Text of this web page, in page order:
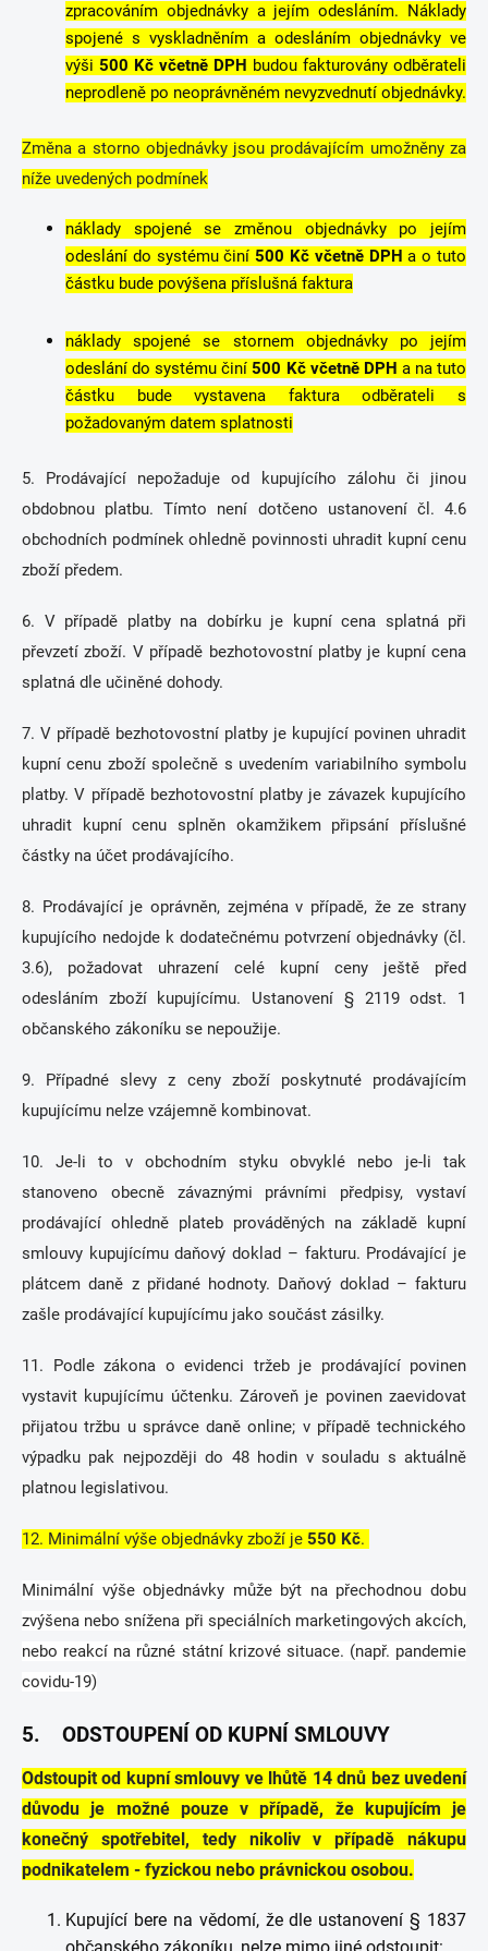
zpracováním objednávky a jejím odesláním. Náklady
spojené s vyskladněním a odesláním objednávky ve
výši 500 Kč včetně DPH budou fakturovány odběrateli
neprodleně po neoprávněném nevyzvednutí objednávky.
Změna a storno objednávky jsou prodávajícím umožněny za
níže uvedených podmínek
náklady spojené se změnou objednávky po jejím
odeslání do systému činí500 Kč včetně DPH a o tuto
částku bude povýšena příslušná faktura
náklady spojené se stornem objednávky po jejím
odeslání do systému činí500 Kč včetně DPH a na tuto
částku bude vystavena faktura odběrateli s
požadovaným datem splatnosti
5. Prodávající nepožaduje od kupujícího zálohu či jinou
obdobnou platbu. Tímto není dotčeno ustanovení čl. 4.6
obchodních podmínek ohledně povinnosti uhradit kupní cenu
zboží předem.
6. V případě platby na dobírku je kupní cena splatná při
převzetí zboží. V případě bezhotovostní platby je kupní cena
splatná dle učiněné dohody.
7. V případě bezhotovostní platby je kupující povinen uhradit
kupní cenu zboží společně s uvedením variabilního symbolu
platby. V případě bezhotovostní platby je závazek kupujícího
uhradit kupní cenu splněn okamžikem připsání příslušné
částky na účet prodávajícího.
8. Prodávající je oprávněn, zejména v případě, že ze strany
kupujícího nedojde k dodatečnému potvrzení objednávky (čl.
3.6), požadovat uhrazení celé kupní ceny ještě před
odesláním zboží kupujícímu. Ustanovení § 2119 odst. 1
občanského zákoníku se nepoužije.
9. Případné slevy z ceny zboží poskytnuté prodávajícím
kupujícímu nelze vzájemně kombinovat.
10. Je-li to v obchodním styku obvyklé nebo je-li tak
stanoveno obecně závaznými právními předpisy, vystaví
prodávající ohledně plateb prováděných na základě kupní
smlouvy kupujícímu daňový doklad – fakturu. Prodávající je
plátcem daně z přidané hodnoty. Daňový doklad – fakturu
zašle prodávající kupujícímu jako součást zásilky.
11. Podle zákona o evidenci tržeb je prodávající povinen
vystavit kupujícímu účtenku. Zároveň je povinen zaevidovat
přijatou tržbu u správce daně online; v případě technického
výpadku pak nejpozději do 48 hodin v souladu s aktuálně
platnou legislativou.
12. Minimální výše objednávky zboží je 550 Kč.
Minimální výše objednávky může být na přechodnou dobu
zvýšena nebo snížena při speciálních marketingových akcích,
nebo reakcí na různé státní krizové situace. (např. pandemie
covidu-19)
5. ODSTOUPENÍ OD KUPNÍ SMLOUVY
Odstoupit od kupní smlouvy ve lhůtě 14 dnů bez uvedení
důvodu je možné pouze v případě, že kupujícím je
konečný spotřebitel, tedy nikoliv v případě nákupu
podnikatelem - fyzickou nebo právnickou osobou.
Kupující bere na vědomí, že dle ustanovení § 1837